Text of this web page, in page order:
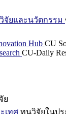
จัยและนวัตกรรม
Hub CU
CU-Daily
ย
เทศ ทุนวิจัยในปร